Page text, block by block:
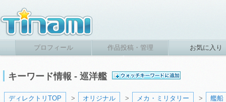
プロフィール 作品投稿・管理 お気に入り
キーワード情報 - 巡洋艦
ディレクトリTOP > オリジナル > メカ・ミリタリー > 艦船